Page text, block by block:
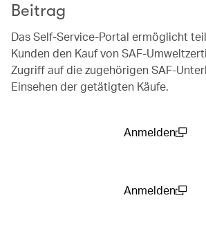
Beitrag
Das Self-Service-Portal ermöglicht
Kunden den Kauf von SAF-
Zugriff auf die zugehörigen SAF-
Einsehen der getätigten Käufe.
Anmelden
Anmelden